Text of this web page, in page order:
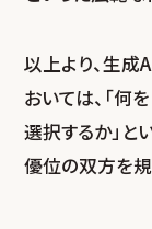
以上より、生
おいては、「何
選択するか」
優位の双方を規